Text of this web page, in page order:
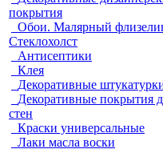
покрытия
Обои. Малярный
Стеклохолст
Антисептики
Клея
Декоративные
Декоративные покрытия
стен
Краски универсальные
Лаки масла воски